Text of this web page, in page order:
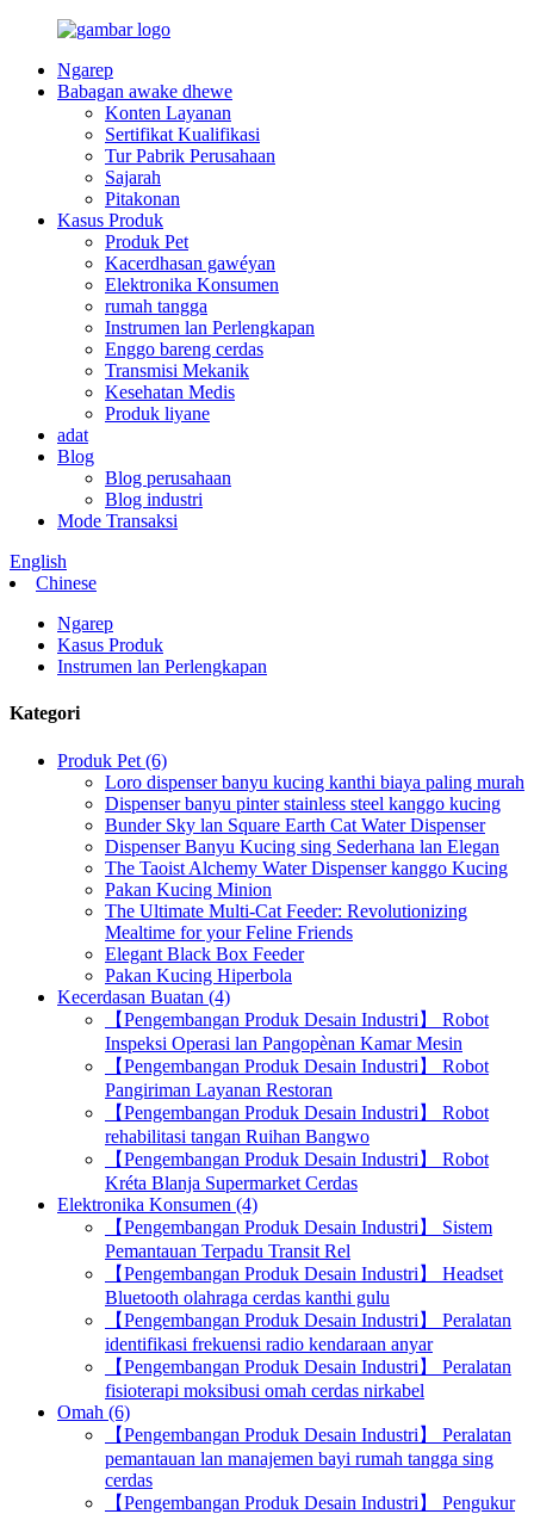
Ngarep
Babagan awake dhewe
Konten Layanan
Sertifikat Kualifikasi
Tur Pabrik Perusahaan
Sajarah
Pitakonan
Kasus Produk
Produk Pet
Kacerdhasan gawéyan
Elektronika Konsumen
rumah tangga
Instrumen lan Perlengkapan
Enggo bareng cerdas
Transmisi Mekanik
Kesehatan Medis
Produk liyane
adat
Blog
Blog perusahaan
Blog industri
Mode Transaksi
English
Chinese
Ngarep
Kasus Produk
Instrumen lan Perlengkapan
Kategori
Produk Pet (6)
Loro dispenser banyu kucing kanthi biaya paling murah
Dispenser banyu pinter stainless steel kanggo kucing
Bunder Sky lan Square Earth Cat Water Dispenser
Dispenser Banyu Kucing sing Sederhana lan Elegan
The Taoist Alchemy Water Dispenser kanggo Kucing
Pakan Kucing Minion
The Ultimate Multi-Cat Feeder: Revolutionizing
Mealtime for your Feline Friends
Elegant Black Box Feeder
Pakan Kucing Hiperbola
Kecerdasan Buatan (4)
【Pengembangan Produk Desain Industri】 Robot
Inspeksi Operasi lan Pangopènan Kamar Mesin
【Pengembangan Produk Desain Industri】 Robot
Pangiriman Layanan Restoran
【Pengembangan Produk Desain Industri】 Robot
rehabilitasi tangan Ruihan Bangwo
【Pengembangan Produk Desain Industri】 Robot
Kréta Blanja Supermarket Cerdas
Elektronika Konsumen (4)
【Pengembangan Produk Desain Industri】 Sistem
Pemantauan Terpadu Transit Rel
【Pengembangan Produk Desain Industri】 Headset
Bluetooth olahraga cerdas kanthi gulu
【Pengembangan Produk Desain Industri】 Peralatan
identifikasi frekuensi radio kendaraan anyar
【Pengembangan Produk Desain Industri】 Peralatan
fisioterapi moksibusi omah cerdas nirkabel
Omah (6)
【Pengembangan Produk Desain Industri】 Peralatan
pemantauan lan manajemen bayi rumah tangga sing
cerdas
【Pengembangan Produk Desain Industri】 Pengukur